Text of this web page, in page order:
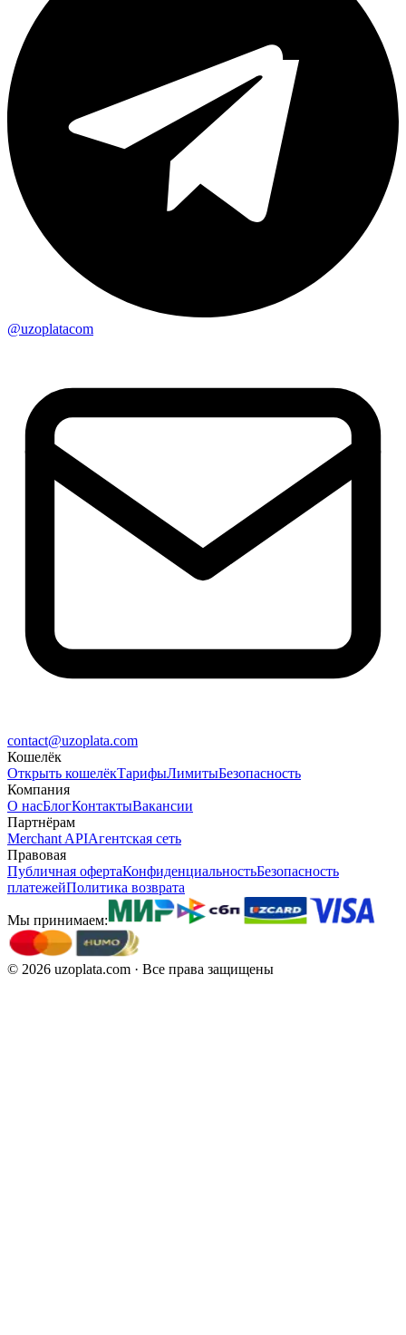
@uzoplatacom
contact@uzoplata.com
Кошелёк
Открыть кошелёкТарифыЛимитыБезопасность
Компания
О насБлогКонтактыВакансии
Партнёрам
Merchant APIАгентская сеть
Правовая
Публичная офертаКонфиденциальностьБезопасность
платежейПолитика возврата
Мы принимаем:
© 2026 uzoplata.com · Все права защищены